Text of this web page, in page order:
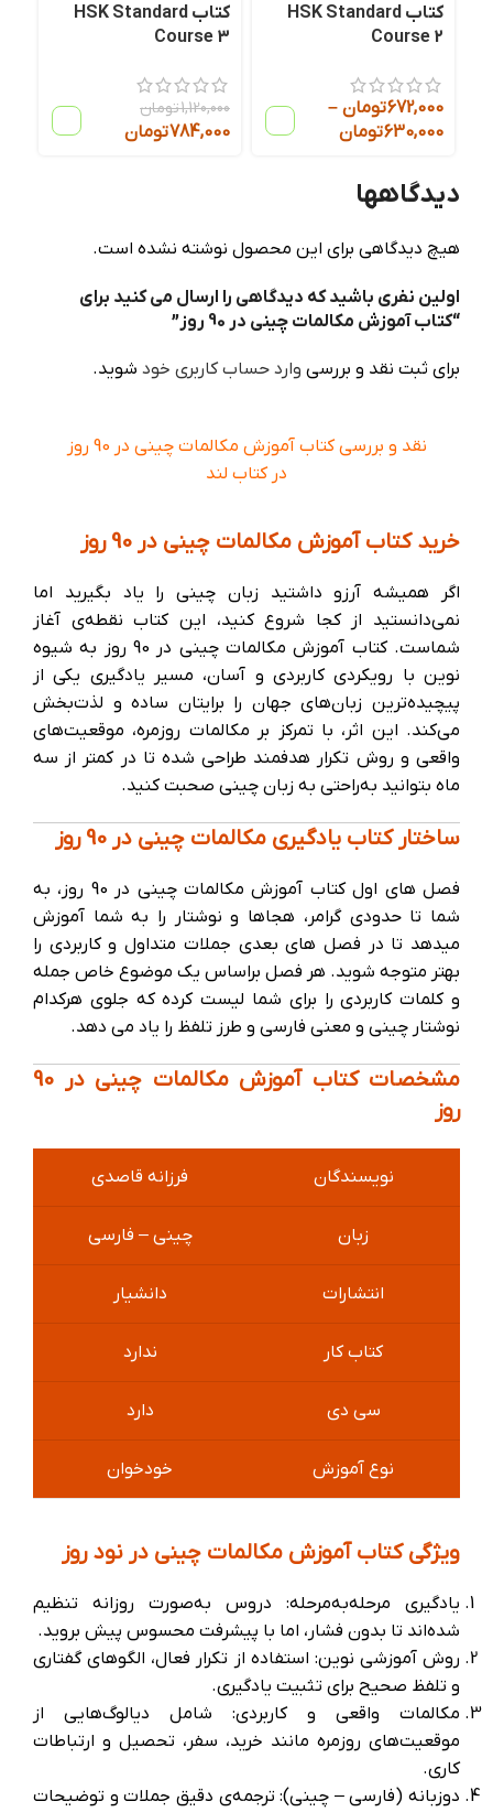
کتاب HSK Standard
Course 2
672,000تومان –
630,000تومان
کتاب HSK Standard
Course 3
1,120,000تومان
784,000تومان
دیدگاهها
هیچ دیدگاهی برای این محصول نوشته نشده است.
اولین نفری باشید که دیدگاهی را ارسال می کنید برای
“کتاب آموزش مکالمات چینی در 90 روز”
برای ثبت نقد و بررسی وارد حساب کاربری خود شوید.
نقد و بررسی کتاب آموزش مکالمات چینی در 90 روز
در کتاب لند
خرید کتاب آموزش مکالمات چینی در 90 روز
اگر همیشه آرزو داشتید زبان چینی را یاد بگیرید اما
نمی‌دانستید از کجا شروع کنید، این کتاب نقطه‌ی آغاز
شماست. کتاب آموزش مکالمات چینی در 90 روز به شیوه
نوین با رویکردی کاربردی و آسان، مسیر یادگیری یکی از
پیچیده‌ترین زبان‌های جهان را برایتان ساده و لذت‌بخش
می‌کند. این اثر، با تمرکز بر مکالمات روزمره، موقعیت‌های
واقعی و روش تکرار هدفمند طراحی شده تا در کمتر از سه
ماه بتوانید به‌راحتی به زبان چینی صحبت کنید.
ساختار کتاب یادگیری مکالمات چینی در 90 روز
فصل های اول کتاب آموزش مکالمات چینی در 90 روز، به
شما تا حدودی گرامر، هجاها و نوشتار را به شما آموزش
میدهد تا در فصل های بعدی جملات متداول و کاربردی را
بهتر متوجه شوید. هر فصل براساس یک موضوع خاص جمله
و کلمات کاربردی را برای شما لیست کرده که جلوی هرکدام
نوشتار چینی و معنی فارسی و طرز تلفظ را یاد می دهد.
مشخصات کتاب آموزش مکالمات چینی در 90
روز
نویسندگان فرزانه قاصدی
زبان چینی – فارسی
انتشارات دانشیار
کتاب کار ندارد
سی دی دارد
نوع آموزش خودخوان
ویژگی کتاب آموزش مکالمات چینی در نود روز
یادگیری مرحله‌به‌مرحله: دروس به‌صورت روزانه تنظیم
شده‌اند تا بدون فشار، اما با پیشرفت محسوس پیش بروید.
روش آموزشی نوین: استفاده از تکرار فعال، الگوهای گفتاری
و تلفظ صحیح برای تثبیت یادگیری.
مکالمات واقعی و کاربردی: شامل دیالوگ‌هایی از
موقعیت‌های روزمره مانند خرید، سفر، تحصیل و ارتباطات
کاری.
دو‌زبانه (فارسی – چینی): ترجمه‌ی دقیق جملات و توضیحات